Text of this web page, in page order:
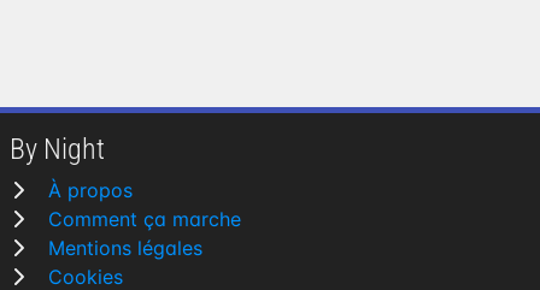
By Night
À propos
Comment ça marche
Mentions légales
Cookies